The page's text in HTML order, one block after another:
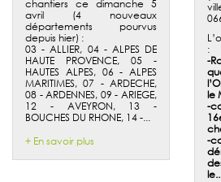
:
-
le
-
-
chantiers ce dimanche 5
avril (4 nouveaux
départements pourvus
depuis hier) :
03 - ALLIER, 04 - ALPES DE
HAUTE PROVENCE, 05 -
HAUTES ALPES, 06 - ALPES
MARITIMES, 07 - ARDECHE,
08 - ARDENNES, 09 - ARIEGE,
12 - AVEYRON, 13 -
BOUCHES DU RHONE, 14 -...
+ En savoir plus